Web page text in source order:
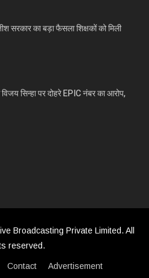
सरकार का बड़ा फैसला शिक्षकों को मिली
सिन्हा पर दोहरे EPIC नंबर का आरोप,
Broadcasting Private Limited. All
reserved.
Contact Advertisement